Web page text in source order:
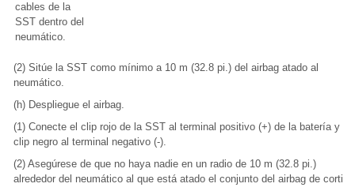
cables de la
SST dentro del
neumático.
(2) Sitúe la SST como mínimo a 10 m (32.8 pi.) del airbag atado al
neumático.
(h) Despliegue el airbag.
(1) Conecte el clip rojo de la SST al terminal positivo (+) de la batería y el
clip negro al terminal negativo (-).
(2) Asegúrese de que no haya nadie en un radio de 10 m (32.8 pi.)
alrededor del neumático al que está atado el conjunto del airbag de